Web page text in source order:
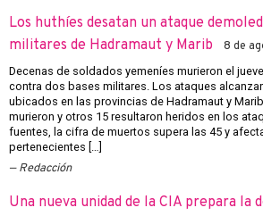
Los huthíes desatan un ataque
militares de Hadramaut y Marib
8 de
Decenas de soldados yemeníes murieron el
contra dos bases militares. Los ataques
ubicados en las provincias de Hadramaut y
murieron y otros 15 resultaron heridos en los
fuentes, la cifra de muertos supera las 45 y
pertenecientes […]
Redacción
Una nueva unidad de la CIA prepara la